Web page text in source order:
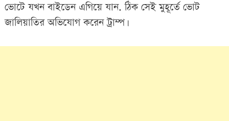
ভোটে যখন বাইডেন এগিয়ে যান. ঠিক সেই মুহূর্তে ভোট
জালিয়াতির অভিযোগ করেন ট্রাম্প।